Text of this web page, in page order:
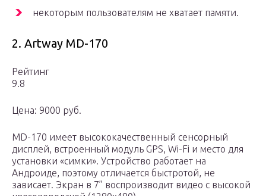
некоторым пользователям не хватает памяти.
2. Artway MD-170
Рейтинг
9.8
Цена: 9000 руб.
MD-170 имеет высококачественный сенсорный
дисплей, встроенный модуль GPS, Wi-Fi и место для
установки «симки». Устройство работает на
Андроиде, поэтому отличается быстротой, не
зависает. Экран в 7” воспроизводит видео с высокой